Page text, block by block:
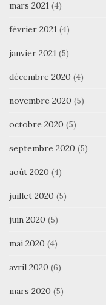
mars 2021 (4)
février 2021 (4)
janvier 2021 (5)
décembre 2020 (4)
novembre 2020 (5)
octobre 2020 (5)
septembre 2020 (5)
août 2020 (4)
juillet 2020 (5)
juin 2020 (5)
mai 2020 (4)
avril 2020 (6)
mars 2020 (5)